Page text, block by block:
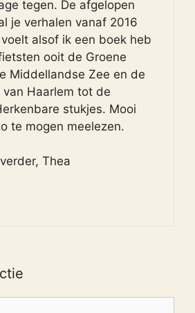
tegen. De afgelopen
je verhalen vanaf 2016
alsof ik een boek heb
ooit de Groene
Middellandse Zee en de
Haarlem tot de
stukjes. Mooi
te mogen meelezen.
Thea